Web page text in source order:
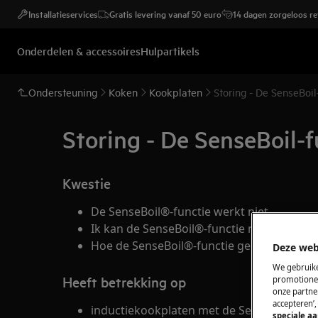
Installatieservices Gratis levering vanaf 50 euro 14 dagen zorgeloos
Onderdelen & accessoiresHulpartikels
Ondersteuning Koken Kookplaten Storing - De
Storing - De
Kwestie
De SenseBoil®-functie werkt niet
Ik kan de SenseBoil®-functie niet activeren
Hoe de SenseBoil®-functie gebruiken?
Heeft betrekking op
inductiekookplaten met de SenseBoil®-
Deze
We
onze
speciale